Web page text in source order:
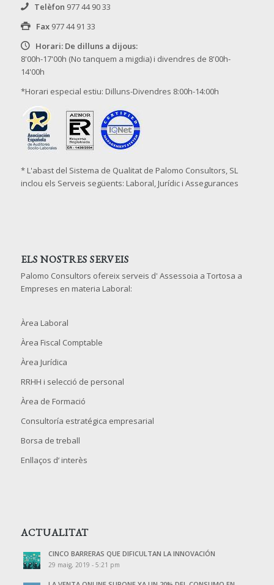
Telèfon 977 44 90 33
Fax 977 44 91 33
Horari: De dilluns a dijous:
8'00h-17'00h (No tanquem a migdia) i divendres de 8'00h-
14'00h
*Horari especial estiu: Dilluns-Divendres 8:00h-14:00h
* L'abast del Sistema de Qualitat de Palomo Consultors, SL
inclou els Serveis següents: Laboral, Jurídic i Assegurances
ELS NOSTRES SERVEIS
Palomo Consultors ofereix serveis d' Assessoia a Tortosa a
Empreses en materia Laboral:
Àrea Laboral
Àrea Fiscal Comptable
Àrea Jurídica
RRHH i selecció de personal
Àrea de Formació
Consultoría estratégica empresarial
Borsa de treball
Enllaços d’ interès
ACTUALITAT
CINCO BARRERAS QUE DIFICULTAN LA INNOVACIÓN
29 maig, 2019 - 5:21 pm